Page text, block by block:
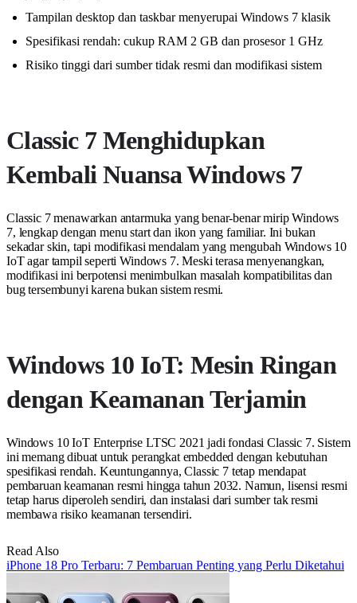
Tampilan desktop dan taskbar menyerupai Windows 7 klasik
Spesifikasi rendah: cukup RAM 2 GB dan prosesor 1 GHz
Risiko tinggi dari sumber tidak resmi dan modifikasi sistem
Classic 7 Menghidupkan
Kembali Nuansa Windows 7
Classic 7 menawarkan antarmuka yang benar-benar mirip Windows
7, lengkap dengan menu start dan ikon yang familiar. Ini bukan
sekadar skin, tapi modifikasi mendalam yang mengubah Windows 10
IoT agar tampil seperti Windows 7. Meski terasa menyenangkan,
modifikasi ini berpotensi menimbulkan masalah kompatibilitas dan
bug tersembunyi karena bukan sistem resmi.
Windows 10 IoT: Mesin Ringan
dengan Keamanan Terjamin
Windows 10 IoT Enterprise LTSC 2021 jadi fondasi Classic 7. Sistem
ini memang dibuat untuk perangkat embedded dengan kebutuhan
spesifikasi rendah. Keuntungannya, Classic 7 tetap mendapat
pembaruan keamanan resmi hingga tahun 2032. Namun, lisensi resmi
tetap harus diperoleh sendiri, dan instalasi dari sumber tak resmi
membawa risiko keamanan tersendiri.
Read Also
iPhone 18 Pro Terbaru: 7 Pembaruan Penting yang Perlu Diketahui